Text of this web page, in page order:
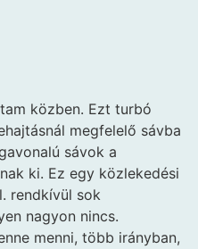
közben. Ezt turbó
megfelelő sávba
sávok a
ki. Ez egy közlekedési
rendkívül sok
nagyon nincs.
menni, több irányban,